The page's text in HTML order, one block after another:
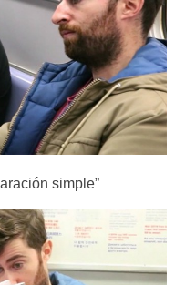
simple”